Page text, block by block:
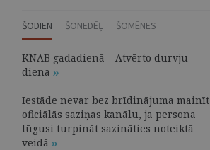
ŠODIEN ŠONEDĒĻ ŠOMĒNES
KNAB gadadienā – Atvērto durvju
diena
Iestāde nevar bez brīdinājuma mainīt
oficiālās saziņas kanālu, ja persona
lūgusi turpināt sazināties noteiktā
veidā